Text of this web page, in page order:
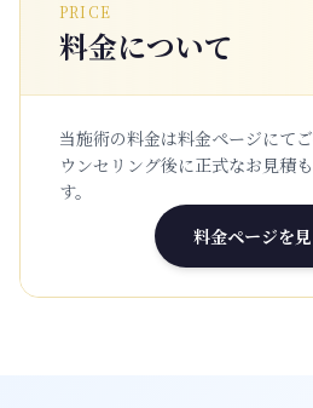
PRICE
料金について
当施術の料金は料金ページにて
ウンセリング後に正式なお見積
す。
料金ページを